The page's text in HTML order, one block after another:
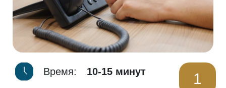
Время: 10-15 минут 1